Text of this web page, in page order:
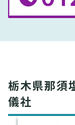
栃木県那須
儀社